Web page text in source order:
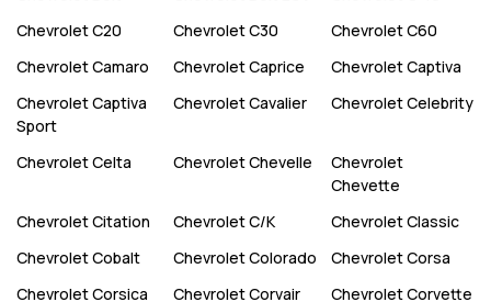
ChevroletC20 ChevroletC30 ChevroletC60
ChevroletCamaro ChevroletCaprice ChevroletCaptiva
ChevroletCaptiva
Sport
ChevroletCavalier ChevroletCelebrity
ChevroletCelta ChevroletChevelle
Chevrolet
Chevette
ChevroletCitation ChevroletC/K ChevroletClassic
ChevroletCobalt ChevroletColorado ChevroletCorsa
ChevroletCorsica ChevroletCorvair ChevroletCorvette